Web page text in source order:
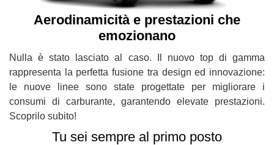
Aerodinamicità e prestazioni che
emozionano
Nulla è stato lasciato al caso. Il nuovo top di gamma
rappresenta la perfetta fusione tra design ed innovazione:
le nuove linee sono state progettate per migliorare i
consumi di carburante, garantendo elevate prestazioni.
Scoprilo subito!
Tu sei sempre al primo posto
strumenti
si
rimanda
alla
Puoi